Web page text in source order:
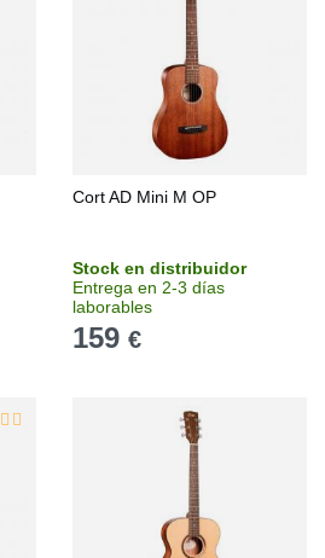
Cort AD Mini M OP
Stock en distribuidor
Entrega en 2-3 días
laborables
159 €